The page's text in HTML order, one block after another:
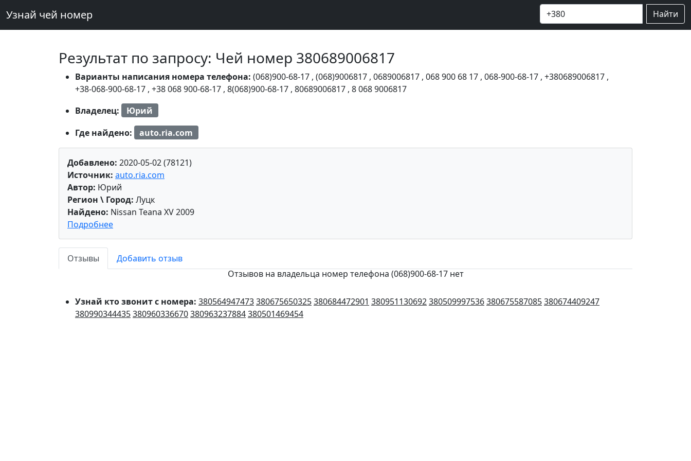
Узнай чей номер Найти
Результат по запросу: Чей номер 380689006817
Варианты написания номера телефона: (068)900-68-17 , (068)9006817 , 0689006817 , 068 900 68 17 , 068-900-68-17 , +380689006817 ,
+38-068-900-68-17 , +38 068 900-68-17 , 8(068)900-68-17 , 80689006817 , 8 068 9006817
Владелец:
Юрий
Где найдено:
auto.ria.com
Добавлено: 2020-05-02 (78121)
Источник: auto.ria.com
Автор: Юрий
Регион \ Город: Луцк
Найдено: Nissan Teana XV 2009
Подробнее
Отзывы
Добавить отзыв
Отзывов на владельца номер телефона (068)900-68-17 нет
Узнай кто звонит с номера: 380564947473380675650325380684472901 380951130692380509997536380675587085380674409247
380990344435380960336670380963237884380501469454